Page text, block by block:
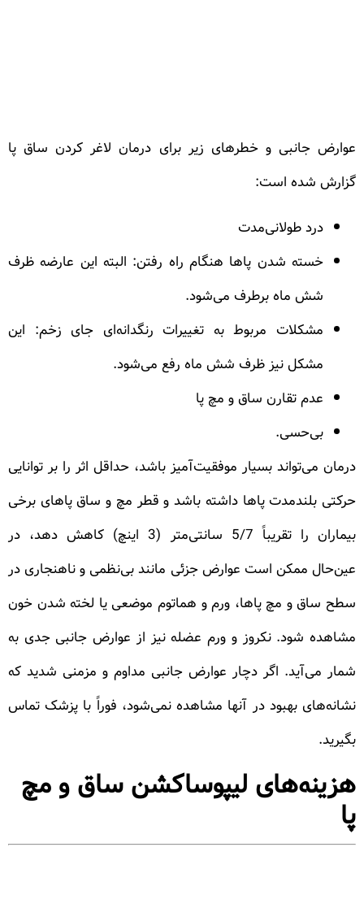
عوارض جانبی و خطرهای زیر برای درمان لاغر کردن ساق پا
گزارش شده است:
درد طولانی‌مدت
خسته شدن پاها هنگام راه رفتن: البته این عارضه ظرف
شش ماه برطرف می‌شود.
مشکلات مربوط به تغییرات رنگدانه‌ای جای زخم: این
مشکل نیز ظرف شش ماه رفع می‌شود.
عدم تقارن ساق و مچ پا
بی‌حسی.
درمان می‌تواند بسیار موفقیت‌آمیز باشد، حداقل اثر را بر توانایی
حرکتی بلندمدت پاها داشته باشد و قطر مچ و ساق پاهای برخی
بیماران را تقریباً 5/7 سانتی‌متر (3 اینچ) کاهش دهد، در
عین‌حال ممکن است عوارض جزئی مانند بی‌نظمی و ناهنجاری در
سطح ساق و مچ پاها، ورم و هماتوم موضعی یا لخته شدن خون
مشاهده ‌شود. نکروز و ورم عضله نیز از عوارض جانبی جدی به
شمار می‌آید. اگر دچار عوارض جانبی مداوم و مزمنی شدید که
نشانه‌های بهبود در آنها مشاهده نمی‌شود، فوراً با پزشک تماس
بگیرید.
هزینه‌های لیپوساکشن ساق و مچ
پا